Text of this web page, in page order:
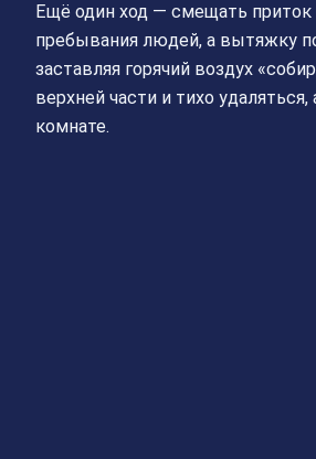
Ещё один ход — смещать приток
пребывания людей, а вытяжку
заставляя горячий воздух
верхней части и тихо удаляться,
комнате.